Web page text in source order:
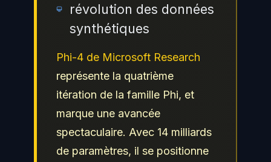
révolution des données
synthétiques
Phi-4 de Microsoft Research
représente la quatrième
itération de la famille Phi, et
marque une avancée
spectaculaire. Avec 14 milliards
de paramètres, il se positionne